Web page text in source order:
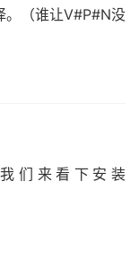
。（谁让V#P#N没
们来看下安装